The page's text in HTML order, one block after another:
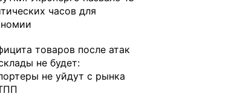
часов для
товаров после атак
не будет:
не уйдут с рынка